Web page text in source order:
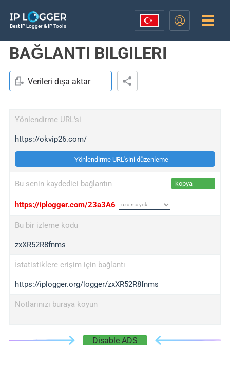
Best IP Logger & IP Tools
BAĞLANTI BILGILERI
Verileri dışa aktar
Yönlendirme URL'si
https://okvip26.com/
Yönlendirme URL'sini düzenleme
Bu senin kaydedici bağlantın kopya
https://iplogger.com/23a3A6
Bu bir izleme kodu
zxXR52R8fnms
İstatistiklere erişim için bağlantı
https://iplogger.org/logger/zxXR52R8fnms
Notlarınızı buraya koyun
Disable ADS